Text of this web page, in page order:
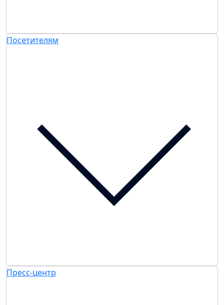
Посетителям
Пресс-центр